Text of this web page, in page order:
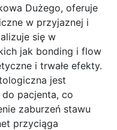
Dużego, oferuje
w przyjaznej i
się w
jak bonding i flow
i trwałe efekty.
jest
pacjenta, co
zaburzeń stawu
przyciąga